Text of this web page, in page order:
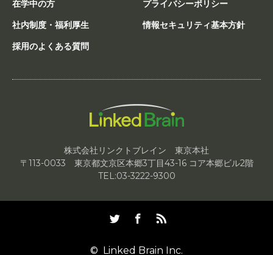
在学中の方
社内制度・福利厚生
採用のよくある質問
プライバシーポリシー
情報セキュリティ基本方針
株式会社リンクトブレイン 東京本社
〒113-0033 東京都文京区本郷3丁目43-16 コア本郷ビル2階
TEL:03-3222-9300
© Linked Brain Inc.